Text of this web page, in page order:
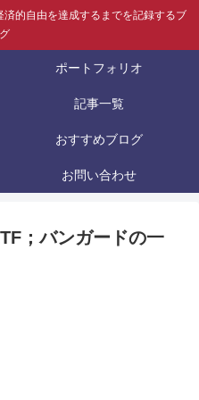
的自由を達成するまでを記録するブ
ポートフォリオ
記事一覧
おすすめブログ
お問い合わせ
；バンガードの一